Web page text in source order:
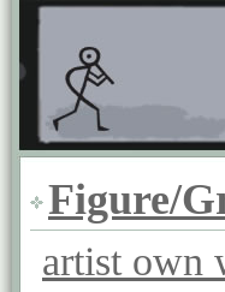
Figure/
artist own